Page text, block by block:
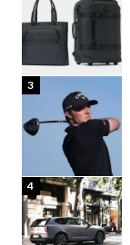
3
4